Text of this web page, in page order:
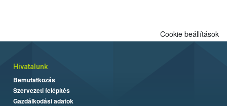
Cookie beállítások
Hivatalunk
Bemutatkozás
Szervezeti felépítés
Gazdálkodási adatok